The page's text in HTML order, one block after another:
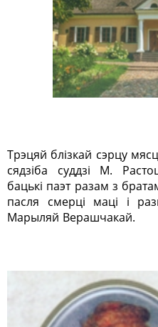
Трэцяй блізкай сэрцу
сядзіба суддзі М.
бацькі паэт разам з
пасля смерці маці і
Марыляй Верашчакай.